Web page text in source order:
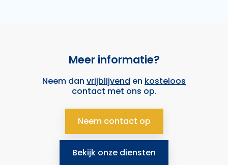
Meer informatie?
Neem dan vrijblijvend en kosteloos
contact met ons op.
Neem contact op
Bekijk onze diensten